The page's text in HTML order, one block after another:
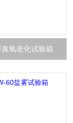
氧老化试验箱